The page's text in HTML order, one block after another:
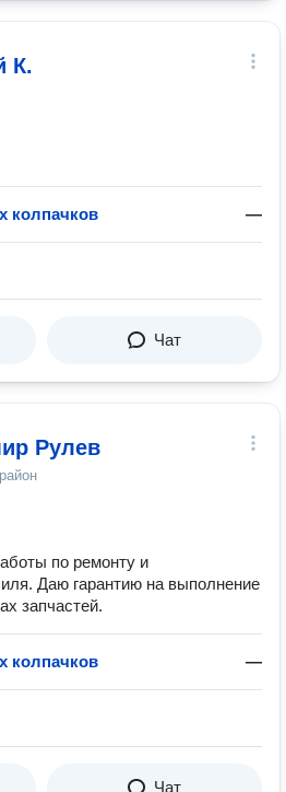
К.
колпачков —
Чат
Рулев
по ремонту и
Даю гарантию на выполнение
запчастей.
колпачков —
Чат